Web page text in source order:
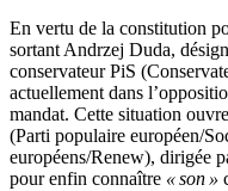
En vertu de la constitution
sortant Andrzej Duda,
conservateur PiS
actuellement dans
mandat. Cette situation
(Parti populaire européen/
européens/Renew), dirigée
pour enfin connaître « son »